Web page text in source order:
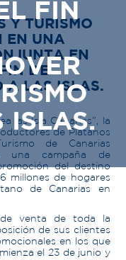
FIN
ISLAS.
Y TURISMO
EN UNA
EN
DE
A LAS ISLAS.
las Isla Canarias”, la
de Plátanos
de Canarias
una campaña de
del destino
millones de hogares
de Canarias en
venta de toda la
de sus clientes
en los que
el 23 de junio y